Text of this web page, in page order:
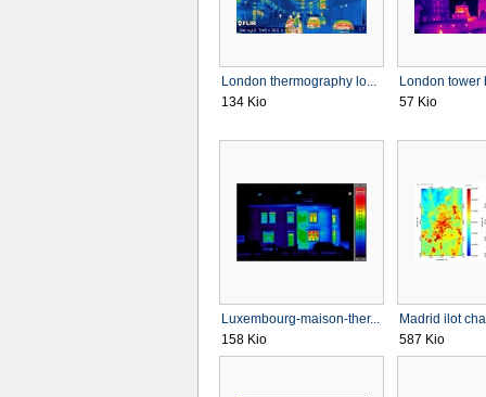
London thermography lo...
134 Kio
London tower
57 Kio
Luxembourg-maison-ther...
158 Kio
Madrid ilot
587 Kio